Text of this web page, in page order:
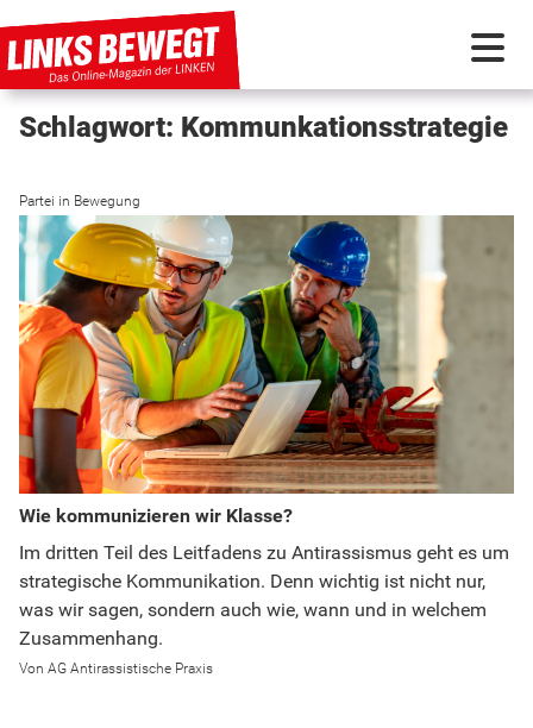
PARTEI IN BEWEGUNG
PROGRAMMDEBATTE
KUNSTSTOFF
DISKUSSIONSSTOFF
INTERNATIONAL
Schlagwort: Kommunkationsstrategie
Partei in Bewegung
Wie kommunizieren wir Klasse?
Im dritten Teil des Leitfadens zu Antirassismus geht es um
strategische Kommunikation. Denn wichtig ist nicht nur,
was wir sagen, sondern auch wie, wann und in welchem
Zusammenhang.
AG Antirassistische Praxis